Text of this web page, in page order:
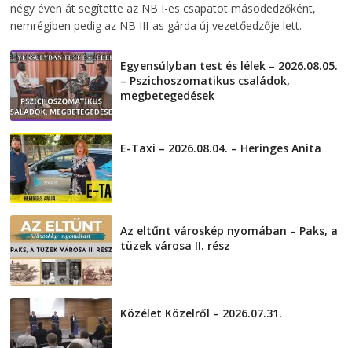
négy éven át segítette az NB I-es csapatot másodedzőként,
nemrégiben pedig az NB III-as gárda új vezetőedzője lett.
Egyensúlyban test és lélek – 2026.08.05.
– Pszichoszomatikus családok,
megbetegedések
E-Taxi – 2026.08.04. – Heringes Anita
Az eltűnt városkép nyomában – Paks, a
tüzek városa II. rész
Közélet Közelről – 2026.07.31.